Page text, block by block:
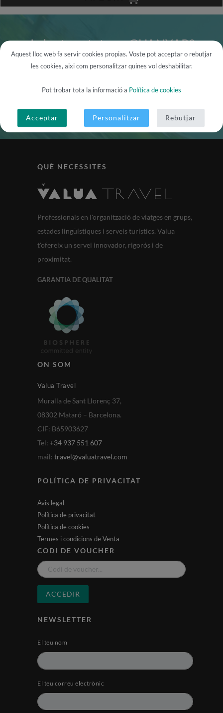
Ja ho tens tot per GUANYAR?
QUÈ NECESSITES
Professionals en l'organització de viatges en grups,
estades lingüístiques i serveis turístics. Valua
t'ofereix un servei innovador, rigorós i de
proximitat.
GARANTIA DE QUALITAT
ON SOM
Valua Travel
Muralla de Sant Llorenç 37,
08302 Mataró – Barcelona.
CIF: B65903627
Tel: +34 937 551 607
mail: travel@valuatravel.com
POLÍTICA DE PRIVACITAT
Avis legal
Política de privacitat
Política de cookies
Termes i condicions de Venta
CODI DE VOUCHER
ACCEDIR
NEWSLETTER
El teu nom
El teu correu electrònic
Aquest lloc web fa servir cookies propias. Voste pot acceptar o rebutjar
les cookies, aixi com personalitzar quines vol deshabilitar.
Pot trobar tota la informació a Política de cookies
Acceptar Personalitzar Rebutjar